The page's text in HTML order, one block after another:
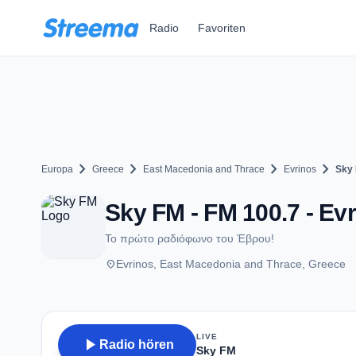
Radio Favoriten
Europa chevron_right Greece chevron_right East Macedonia and Thrace chevron_right Evrinos chevron_right Sky
Sky FM - FM 100.7 -
Το πρώτο ραδιόφωνο του Έβρου!
placeEvrinos, East Macedonia and Thrace, Greece
play_arrow Radio hören
LIVE
Sky FM